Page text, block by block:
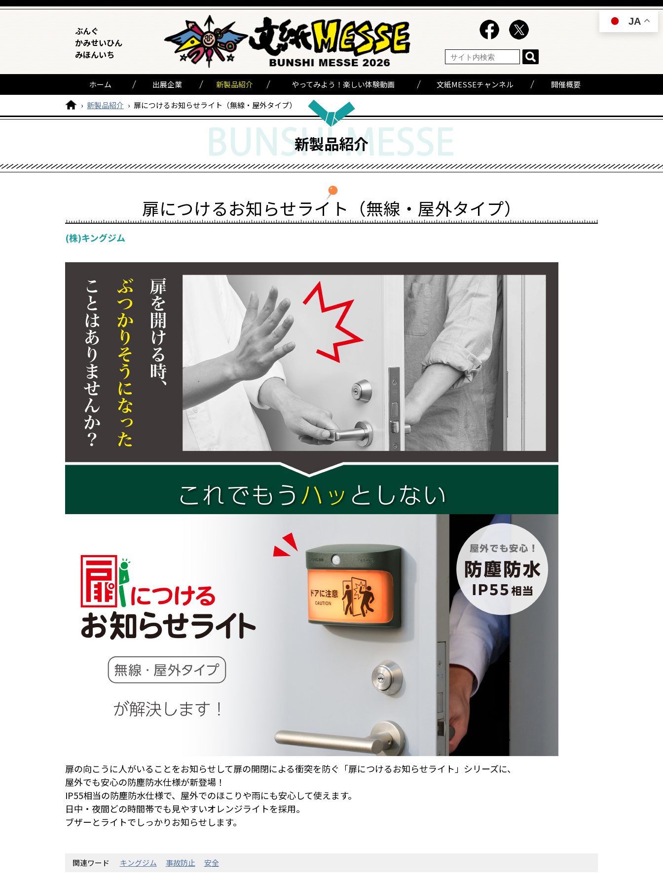
ぶんぐ
かみせいひん
みほんいち
ホーム 出展企業 新製品紹介 やってみよう！楽しい体験動画 文紙MESSEチャンネル
開催概要
› 新製品紹介 › 扉につけるお知らせライト（無線・屋外タイプ）
新製品紹介
扉につけるお知らせライト（無線・屋外タイプ）
(株)キングジム
扉の向こうに人がいることをお知らせして扉の開閉による衝突を防ぐ 「扉につけるお知らせライト」シリーズに、
屋外でも安心の防塵防水仕様が新登場！
IP55相当の防塵防水仕様で、屋外でのほこりや雨にも安心して使えます。
日中・夜間どの時間帯でも見やすいオレンジライトを採用。
ブザーとライトでしっかりお知らせします。
関連ワード キングジム 事故防止 安全
JA